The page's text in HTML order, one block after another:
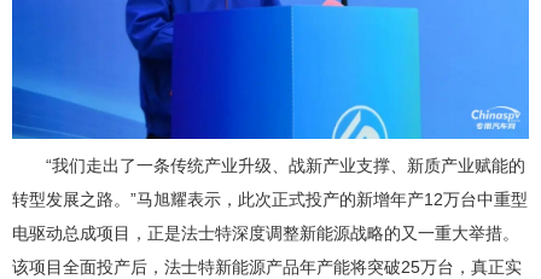
“我们走出了一条传统产业升级、战新产业支撑、新质产业赋能的
转型发展之路。”马旭耀表示，此次正式投产的新增年产12万台中重型
电驱动总成项目，正是法士特深度调整新能源战略的又一重大举措。
该项目全面投产后，法士特新能源产品年产能将突破25万台，真正实